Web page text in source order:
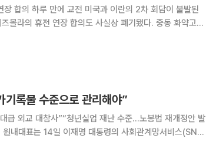
장 합의 하루 만에 교전 미국과 이란의 2차 회담이 불발된
볼라의 휴전 연장 합의도 사실상 폐기됐다. 중동 화약고에
에 레바논 내 헤즈볼라 목표
록물 수준으로 관리해야”
급 외교 대참사”“청년실업 재난 수준…노봉법 재개정안 발